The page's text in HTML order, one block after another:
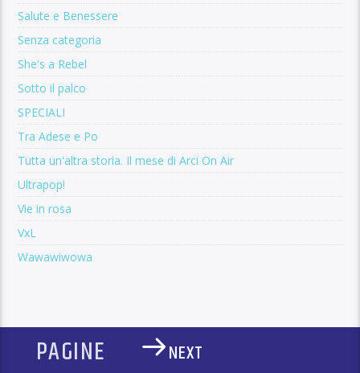
Salute e Benessere
Senza categoria
She's a Rebel
Sotto il palco
SPECIALI
Tra Adese e Po
Tutta un'altra storia. Il mese di Arci On Air
Ultrapop!
Vie in rosa
VxL
Wawawiwowa
PAGINE NEXT